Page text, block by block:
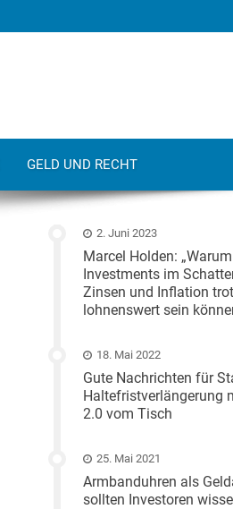
GELD UND RECHT
2. Juni 2023
Marcel Holden:
Investments im
Zinsen und Inflation
lohnenswert sein
18. Mai 2022
Gute Nachrichten für
Haltefristverlängerung
2.0 vom Tisch
25. Mai 2021
Armbanduhren als
sollten Investoren